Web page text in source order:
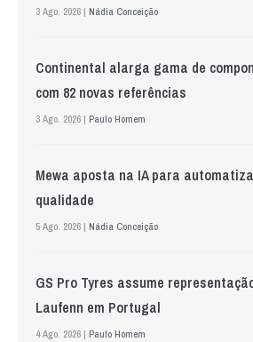
3 Ago. 2026 | Nádia Conceição
Continental alarga gama de
com 82 novas referências
3 Ago. 2026 | Paulo Homem
Mewa aposta na IA para
qualidade
5 Ago. 2026 | Nádia Conceição
GS Pro Tyres assume
Laufenn em Portugal
4 Ago. 2026 | Paulo Homem